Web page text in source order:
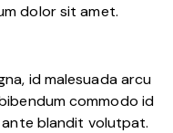
dolor sit amet.
id malesuada arcu
commodo id
ante blandit volutpat.